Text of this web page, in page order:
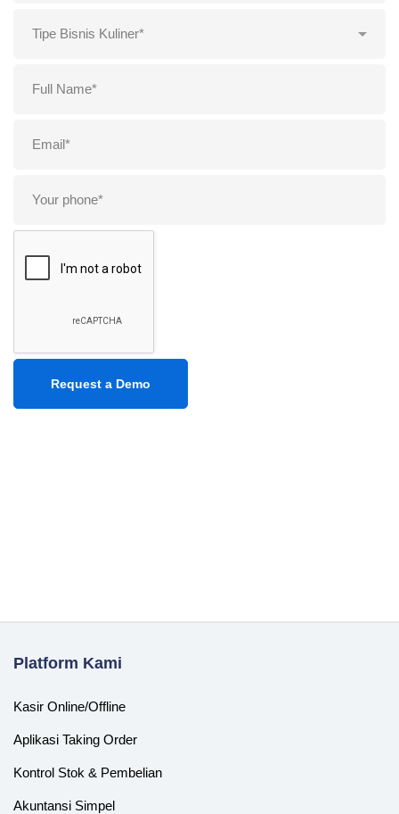
Platform Kami
Kasir Online/Offline
Aplikasi Taking Order
Kontrol Stok & Pembelian
Akuntansi Simpel